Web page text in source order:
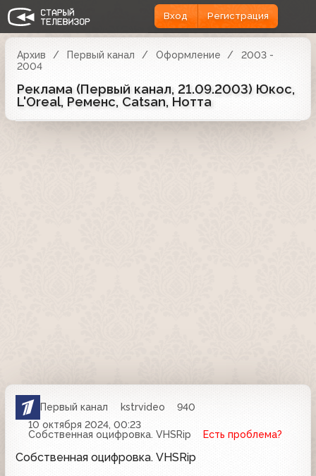
Вход Регистрация
Архив Первый канал Оформление
2003 -
2004
Реклама (Первый канал, 21.09.2003) Юкос,
L'Oreal, Ременс, Catsan, Нотта
Первый канал kstrvideo
940
10 октября 2024, 00:23
Собственная оцифровка. VHSRip
Есть проблема?
Собственная оцифровка. VHSRip